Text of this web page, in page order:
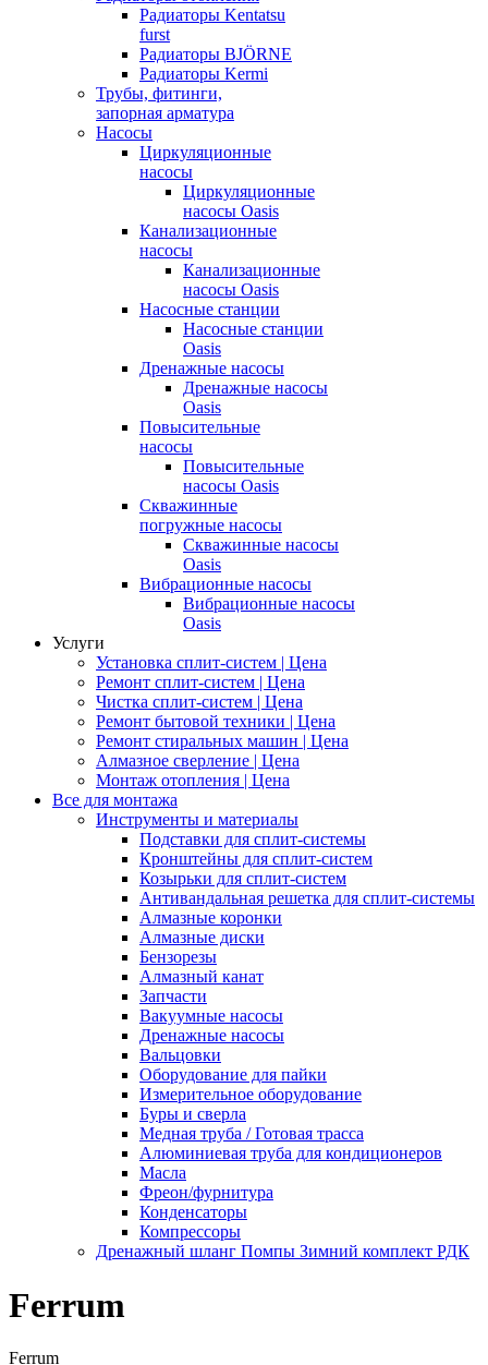
Радиаторы Kentatsu
furst
Радиаторы BJÖRNE
Радиаторы Kermi
Трубы, фитинги,
запорная арматура
Насосы
Циркуляционные
насосы
Циркуляционные
насосы Oasis
Канализационные
насосы
Канализационные
насосы Oasis
Насосные станции
Насосные станции
Oasis
Дренажные насосы
Дренажные насосы
Oasis
Повысительные
насосы
Повысительные
насосы Oasis
Скважинные
погружные насосы
Скважинные насосы
Oasis
Вибрационные насосы
Вибрационные насосы
Oasis
Услуги
Установка сплит-систем | Цена
Ремонт сплит-систем | Цена
Чистка сплит-систем | Цена
Ремонт бытовой техники | Цена
Ремонт стиральных машин | Цена
Алмазное сверление | Цена
Монтаж отопления | Цена
Все для монтажа
Инструменты и материалы
Подставки для сплит-системы
Кронштейны для сплит-систем
Козырьки для сплит-систем
Антивандальная решетка для сплит-системы
Алмазные коронки
Алмазные диски
Бензорезы
Алмазный канат
Запчасти
Вакуумные насосы
Дренажные насосы
Вальцовки
Оборудование для пайки
Измерительное оборудование
Буры и сверла
Медная труба / Готовая трасса
Алюминиевая труба для кондиционеров
Масла
Фреон/фурнитура
Конденсаторы
Компрессоры
Дренажный шланг Помпы Зимний комплект РДК
Ferrum
Ferrum